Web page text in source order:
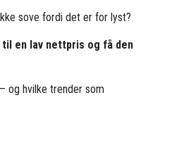
sove fordi det er for lyst?
en lav nettpris og få den
og hvilke trender som